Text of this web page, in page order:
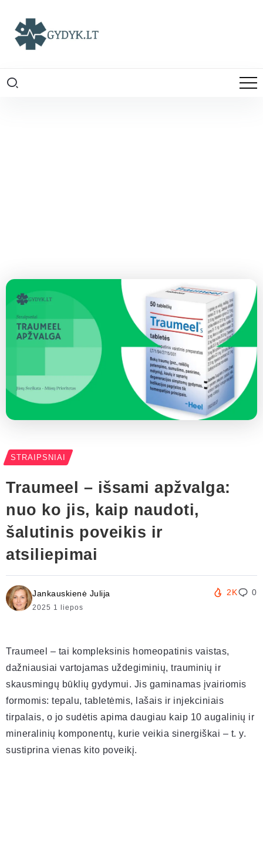
STRAIPSNIAI
Traumeel – išsami apžvalga:
nuo ko jis, kaip naudoti,
šalutinis poveikis ir
atsiliepimai
Jankauskienė Julija
2025 1 liepos
2K 0
Traumeel – tai kompleksinis homeopatinis vaistas,
dažniausiai vartojamas uždegiminių, trauminių ir
skausmingų būklių gydymui. Jis gaminamas įvairiomis
formomis: tepalu, tabletėmis, lašais ir injekciniais
tirpalais, o jo sudėtis apima daugiau kaip 10 augalinių ir
mineralinių komponentų, kurie veikia sinergiškai – t. y.
sustiprina vienas kito poveikį.